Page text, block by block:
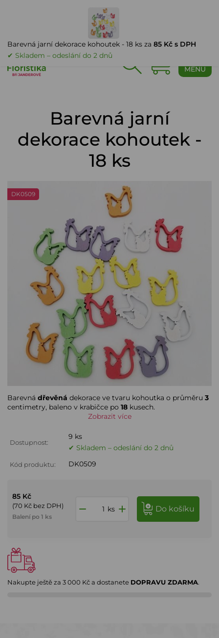
MENU
Barevná jarní
dekorace kohoutek -
18 ks
DK0509
Barevná dřevěná dekorace ve tvaru kohoutka o průměru 3
centimetry, baleno v krabičce po 18 kusech.
Zobrazit více
Dostupnost:
9 ks
✔ Skladem – odeslání do 2 dnů
Kód produktu: DK0509
85 Kč
(70 Kč bez DPH)
Balení po 1 ks
ks do košíku
Nakupte ještě za 3 000 Kča dostanete DOPRAVU ZDARMA.
Barevná jarní dekorace kohoutek - 18 ks za 85 Kč s DPH
✔ Skladem – odeslání do 2 dnů